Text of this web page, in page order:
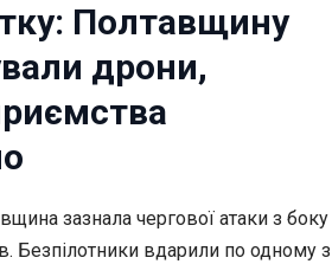
Полтавщину
дрони,
зазнала чергової атаки з боку
Безпілотники вдарили по одному з